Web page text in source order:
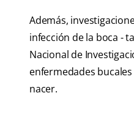
Además,
infección de la boca -
Nacional de
enfermedades
nacer.